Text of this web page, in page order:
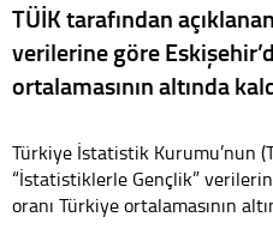
TÜİK tarafından
verilerine göre
ortalamasının altında
Türkiye İstatistik Kurumu’nun
“İstatistiklerle Gençlik”
oranı Türkiye ortalamasının